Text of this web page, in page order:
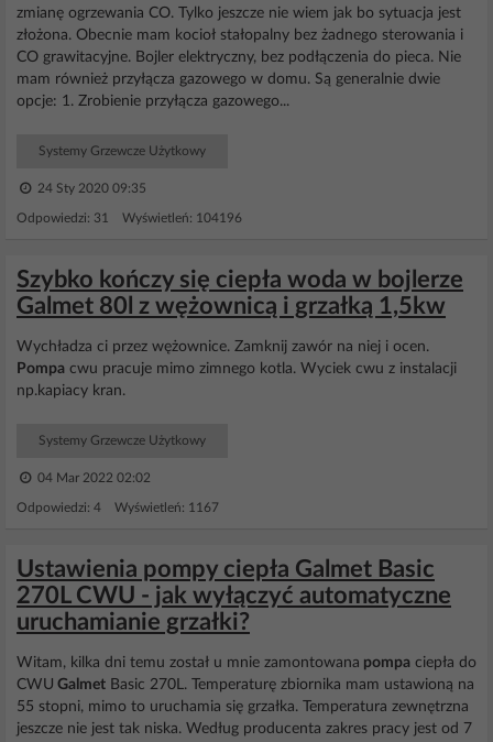
zmianę ogrzewania CO. Tylko jeszcze nie wiem jak bo sytuacja jest
złożona. Obecnie mam kocioł stałopalny bez żadnego sterowania i
CO grawitacyjne. Bojler elektryczny, bez podłączenia do pieca. Nie
mam również przyłącza gazowego w domu. Są generalnie dwie
opcje: 1. Zrobienie przyłącza gazowego...
Systemy Grzewcze Użytkowy
24 Sty 2020 09:35
Odpowiedzi: 31 Wyświetleń: 104196
Szybko kończy się ciepła woda w bojlerze
Galmet 80l z wężownicą i grzałką 1,5kw
Wychładza ci przez wężownice. Zamknij zawór na niej i ocen.
Pompa cwu pracuje mimo zimnego kotla. Wyciek cwu z instalacji
np.kapiacy kran.
Systemy Grzewcze Użytkowy
04 Mar 2022 02:02
Odpowiedzi: 4 Wyświetleń: 1167
Ustawienia pompy ciepła Galmet Basic
270L CWU - jak wyłączyć automatyczne
uruchamianie grzałki?
Witam, kilka dni temu został u mnie zamontowana pompa ciepła do
CWU Galmet Basic 270L. Temperaturę zbiornika mam ustawioną na
55 stopni, mimo to uruchamia się grzałka. Temperatura zewnętrzna
jeszcze nie jest tak niska. Według producenta zakres pracy jest od 7